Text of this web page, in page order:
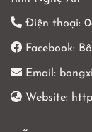
Điện thoại:
Facebook:
Email:
Website: